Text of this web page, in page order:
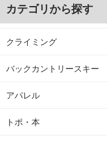
カテゴリから探す
クライミング
バックカントリースキー
アパレル
トポ・本